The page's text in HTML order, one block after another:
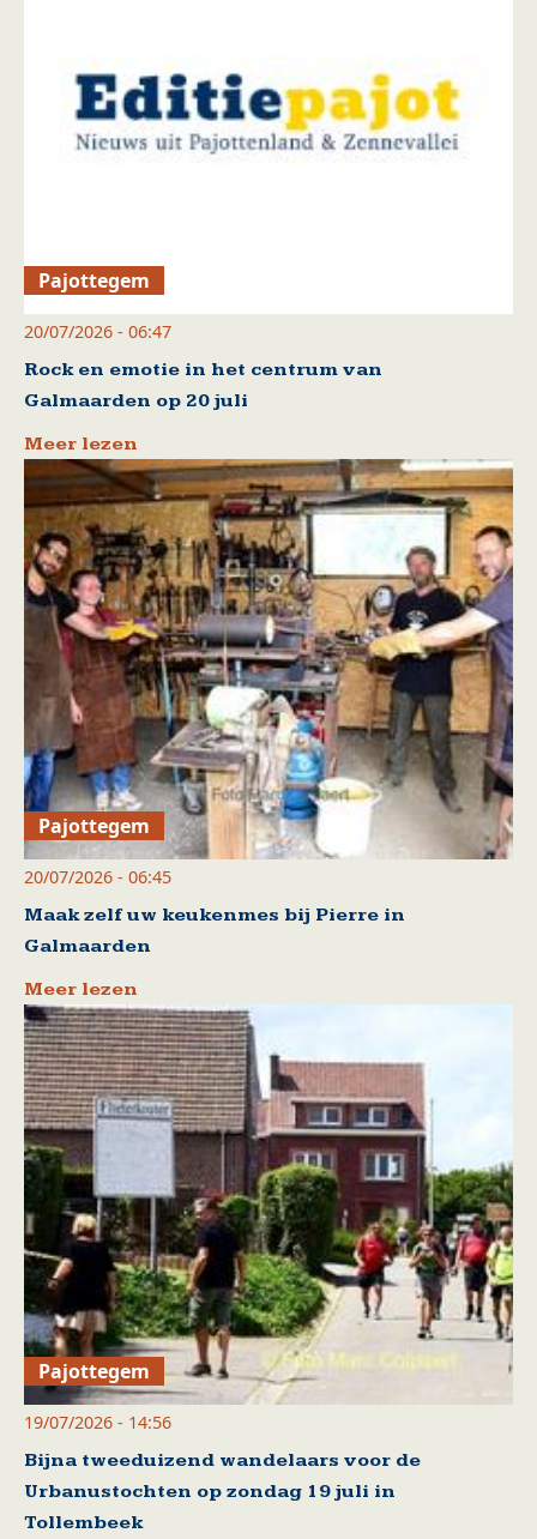
Pajottegem
20/07/2026 - 06:47
Rock en emotie in het centrum van
Galmaarden op 20 juli
Meer lezen
Pajottegem
20/07/2026 - 06:45
Maak zelf uw keukenmes bij Pierre in
Galmaarden
Meer lezen
Pajottegem
19/07/2026 - 14:56
Bijna tweeduizend wandelaars voor de
Urbanustochten op zondag 19 juli in
Tollembeek